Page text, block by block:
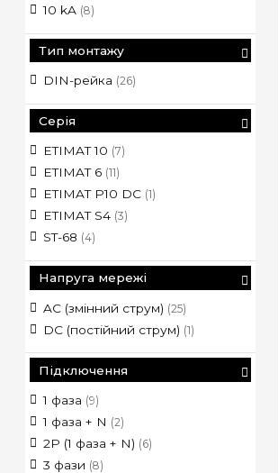
10 kA (8)
Тип монтажу
DIN-рейка (26)
Серія
ETIMAT 10 (7)
ETIMAT 6 (11)
ETIMAT P10 DC (1)
ETIMAT S4 (3)
ST-68 (4)
Напруга мережі
AC (змінний струм) (25)
DC (постійний струм) (1)
Підключення
1 фаза (9)
1 фаза + N (2)
2P (1 фаза + N) (6)
3 фази (8)